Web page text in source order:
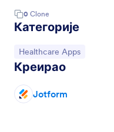
0 Clone
Категорије
Иди на категорију:
Healthcare Apps
Креирао
Jotform